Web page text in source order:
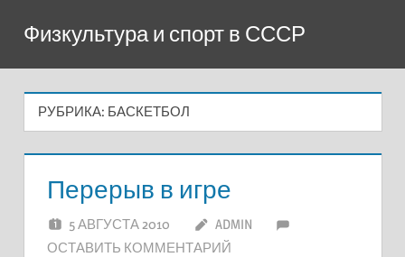
содержимому
Физкультура и спорт в СССР
РУБРИКА: БАСКЕТБОЛ
Перерыв в игре
5 АВГУСТА 2010
ADMIN
ОСТАВИТЬ КОММЕНТАРИЙ